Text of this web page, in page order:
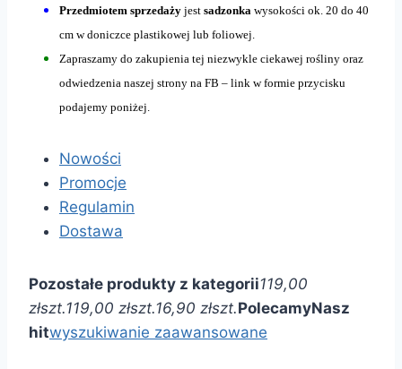
Przedmiotem sprzedaży jest sadzonka wysokości ok. 20 do 40
cm w doniczce plastikowej lub foliowej.
Zapraszamy do zakupienia tej niezwykle ciekawej rośliny oraz
odwiedzenia naszej strony na FB – link w formie przycisku
podajemy poniżej.
Nowości
Promocje
Regulamin
Dostawa
Pozostałe produkty z kategorii119,00
złszt.119,00 złszt.16,90 złszt.PolecamyNasz
hitwyszukiwanie zaawansowane